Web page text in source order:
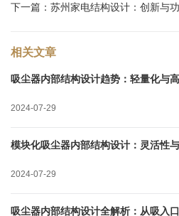
下一篇： 苏州家电结构设计：创新与
相关文章
吸尘器内部结构设计趋势：轻量化与
2024-07-29
模块化吸尘器内部结构设计：灵活性
2024-07-29
吸尘器内部结构设计全解析：从吸入